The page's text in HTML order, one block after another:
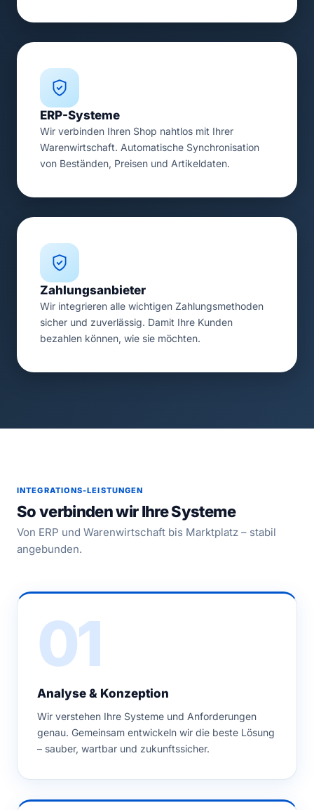
ERP-Systeme
Wir verbinden Ihren Shop nahtlos mit Ihrer
Warenwirtschaft. Automatische Synchronisation
von Beständen, Preisen und Artikeldaten.
Zahlungsanbieter
Wir integrieren alle wichtigen Zahlungsmethoden
sicher und zuverlässig. Damit Ihre Kunden
bezahlen können, wie sie möchten.
INTEGRATIONS-LEISTUNGEN
So verbinden wir Ihre Systeme
Von ERP und Warenwirtschaft bis Marktplatz – stabil
angebunden.
01
Analyse & Konzeption
Wir verstehen Ihre Systeme und Anforderungen
genau. Gemeinsam entwickeln wir die beste Lösung
– sauber, wartbar und zukunftssicher.